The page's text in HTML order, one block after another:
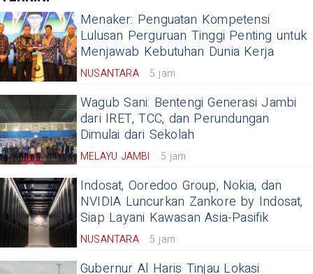
Menaker: Penguatan Kompetensi
Lulusan Perguruan Tinggi Penting untuk
Menjawab Kebutuhan Dunia Kerja
NUSANTARA 5 jam
Wagub Sani: Bentengi Generasi Jambi
dari IRET, TCC, dan Perundungan
Dimulai dari Sekolah
MELAYU JAMBI 5 jam
Indosat, Ooredoo Group, Nokia, dan
NVIDIA Luncurkan Zankore by Indosat,
Siap Layani Kawasan Asia-Pasifik
NUSANTARA 5 jam
Gubernur Al Haris Tinjau Lokasi